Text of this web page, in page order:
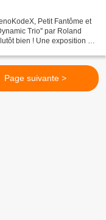
Petit Fantôme et
Trio'' par Roland
bien ! Une exposition de
Page suivante >